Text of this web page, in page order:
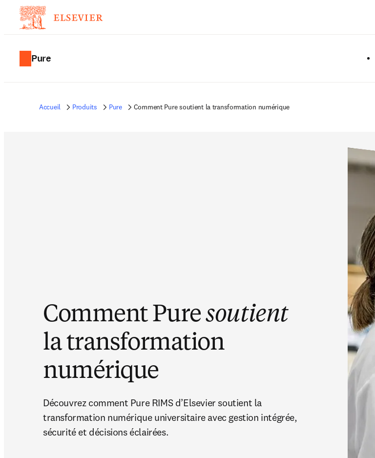
Pure
Accueil Produits Pure Comment Pure soutient la transformation numérique
Comment Puresoutient
la transformation
numérique
Découvrez comment Pure RIMS d’Elsevier soutient la
transformation numérique universitaire avec gestion intégrée,
sécurité et décisions éclairées.